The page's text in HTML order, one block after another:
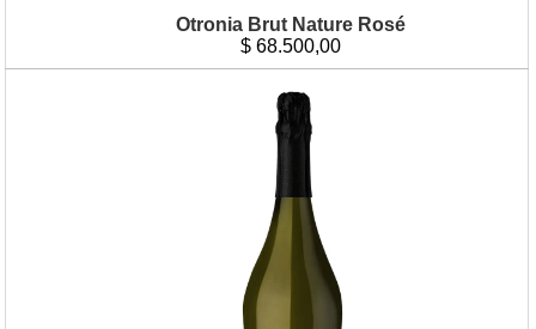
Otronia Brut Nature Rosé
$ 68.500,00